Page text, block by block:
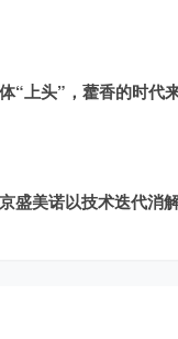
“上头”，藿香的时代
盛美诺以技术迭代消